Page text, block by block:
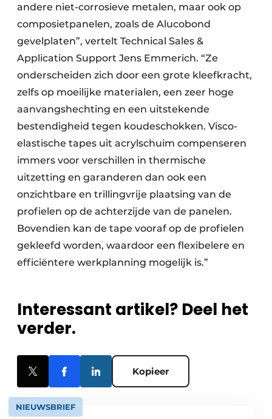
andere niet-corrosieve metalen, maar ook op
composietpanelen, zoals de Alucobond
gevelplaten”, vertelt Technical Sales &
Application Support Jens Emmerich. “Ze
onderscheiden zich door een grote kleefkracht,
zelfs op moeilijke materialen, een zeer hoge
aanvangshechting en een uitstekende
bestendigheid tegen koudeschokken. Visco-
elastische tapes uit acrylschuim compenseren
immers voor verschillen in thermische
uitzetting en garanderen dan ook een
onzichtbare en trillingvrije plaatsing van de
profielen op de achterzijde van de panelen.
Bovendien kan de tape vooraf op de profielen
gekleefd worden, waardoor een flexibelere en
efficiëntere werkplanning mogelijk is.”
Interessant artikel? Deel het
verder.
Kopieer
NIEUWSBRIEF